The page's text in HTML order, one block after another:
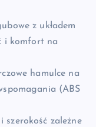
z układem
i komfort na
hamulce na
(ABS
i szerokość zależne